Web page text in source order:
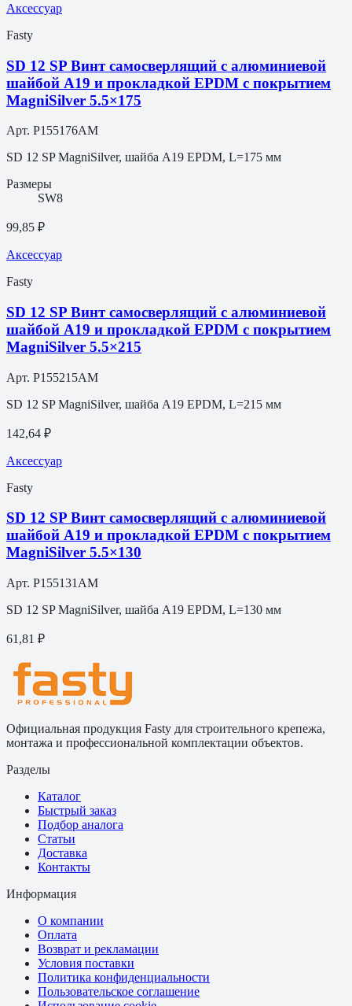
Аксессуар
Fasty
SD 12 SP Винт самосверлящий с алюминиевой
шайбой A19 и прокладкой EPDM с покрытием
MagniSilver 5.5×175
Арт. P155176AM
SD 12 SP MagniSilver, шайба A19 EPDM, L=175 мм
Размеры
SW8
99,85 ₽
Аксессуар
Fasty
SD 12 SP Винт самосверлящий с алюминиевой
шайбой A19 и прокладкой EPDM с покрытием
MagniSilver 5.5×215
Арт. P155215AM
SD 12 SP MagniSilver, шайба A19 EPDM, L=215 мм
142,64 ₽
Аксессуар
Fasty
SD 12 SP Винт самосверлящий с алюминиевой
шайбой A19 и прокладкой EPDM с покрытием
MagniSilver 5.5×130
Арт. P155131AM
SD 12 SP MagniSilver, шайба A19 EPDM, L=130 мм
61,81 ₽
Официальная продукция Fasty для строительного крепежа,
монтажа и профессиональной комплектации объектов.
Разделы
Каталог
Быстрый заказ
Подбор аналога
Статьи
Доставка
Контакты
Информация
О компании
Оплата
Возврат и рекламации
Условия поставки
Политика конфиденциальности
Пользовательское соглашение